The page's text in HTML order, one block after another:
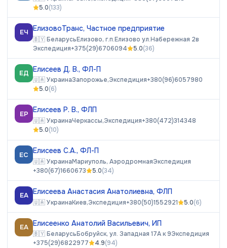
5.0(133)
ЕЧ ЕлизовоТранс, Частное предприятие
🇧🇾БеларусьЕлизово, г.п.Елизово ул.Набережная 2в
Экспедиция+375(29)6706094 5.0(36)
ЕД Елисеев Д. В., ФЛ-П
🇺🇦УкраинаЗапорожье,Экспедиция+380(96)6057980
5.0(6)
ЕР Елисеев Р. В., ФЛП
🇺🇦УкраинаЧеркассы,Экспедиция+380(472)314348
5.0(10)
ЕС Елисеев С.А., ФЛ-П
🇺🇦УкраинаМариуполь, АэродромнаяЭкспедиция
+380(67)1660673
5.0(34)
ЕА Елисеева Анастасия Анатолиевна, ФЛП
🇺🇦УкраинаКиев,Экспедиция+380(50)1552921 5.0(6)
ЕА Елисеенко Анатолий Васильевич, ИП
🇧🇾БеларусьБобруйск, ул. Западная 17А к 9Экспедиция
+375(29)6822977
4.9(94)